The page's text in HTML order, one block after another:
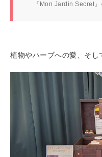
『Mon Jardin Secret』
植物やハーブへの愛、そし